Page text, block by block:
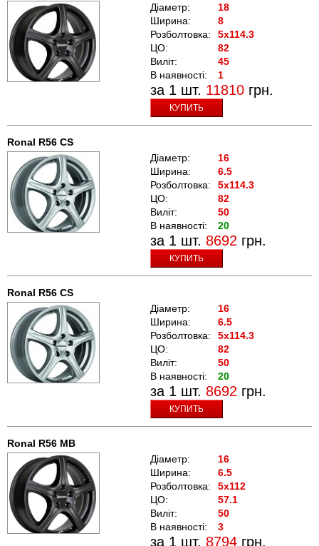
Діаметр:
18
Ширина:
8
Розболтовка:
5x114.3
ЦО:
82
Виліт:
45
В наявності:
1
за 1 шт. 11810 грн.
КУПИТЬ
Ronal R56 CS
Діаметр:
16
Ширина:
6.5
Розболтовка:
5x114.3
ЦО:
82
Виліт:
50
В наявності:
20
за 1 шт. 8692 грн.
КУПИТЬ
Ronal R56 CS
Діаметр:
16
Ширина:
6.5
Розболтовка:
5x114.3
ЦО:
82
Виліт:
50
В наявності:
20
за 1 шт. 8692 грн.
КУПИТЬ
Ronal R56 MB
Діаметр:
16
Ширина:
6.5
Розболтовка:
5x112
ЦО:
57.1
Виліт:
50
В наявності:
3
за 1 шт. 8794 грн.